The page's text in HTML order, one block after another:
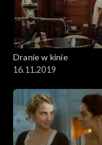
Dranie w kinie
16.11.2019